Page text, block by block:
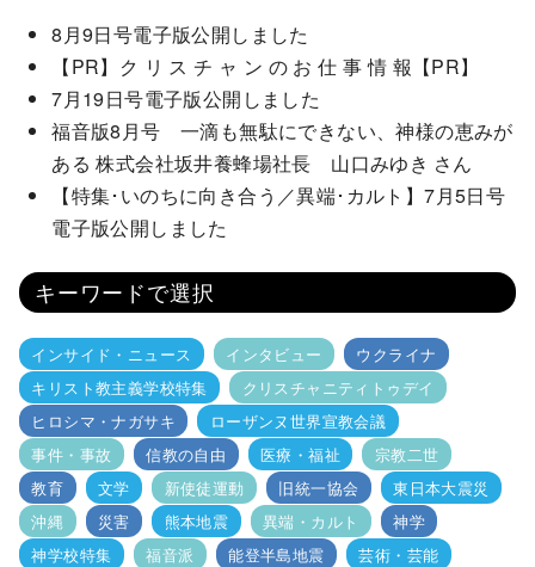
8月9日号電子版公開しました
【PR】ク リ ス チ ャ ン の お 仕 事 情 報【PR】
7月19日号電子版公開しました
福音版8月号 一滴も無駄にできない、神様の恵みが
ある 株式会社坂井養蜂場社長 山口みゆき さん
【特集･いのちに向き合う／異端･カルト】7月5日号
電子版公開しました
キーワードで選択
インサイド・ニュース インタビュー
ウクライナ
キリスト教主義学校特集
クリスチャニティトゥデイ
ヒロシマ・ナガサキ
ローザンヌ世界宣教会議
事件・事故
信教の自由 医療・福祉
宗教二世
教育
文学 新使徒運動 旧統一協会
東日本大震災
沖縄
災害 熊本地震 異端・カルト
神学
神学校特集
福音派 能登半島地震
芸術・芸能